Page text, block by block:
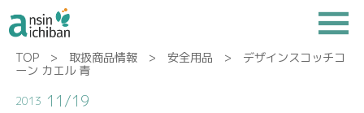
TOP> 取扱商品情報> 安全用品 > デザインスコッチコ
ーン カエル 青
2013 11/19